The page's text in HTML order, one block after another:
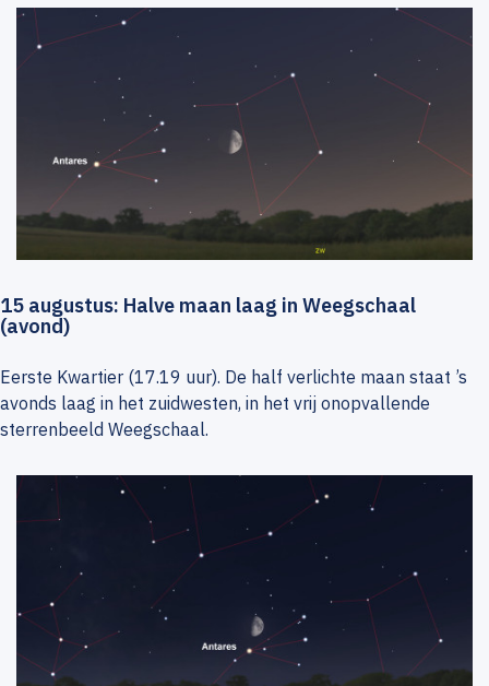
15 augustus: Halve maan laag in Weegschaal
(avond)
Eerste Kwartier (17.19 uur). De half verlichte maan staat ’s
avonds laag in het zuidwesten, in het vrij onopvallende
sterrenbeeld Weegschaal.